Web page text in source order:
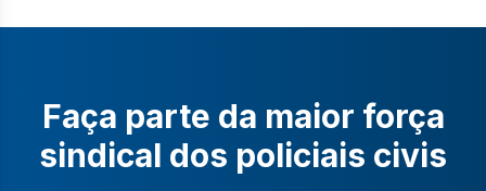
Faça parte da maior força
sindical dos policiais civis